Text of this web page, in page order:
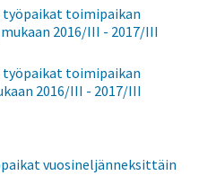
työpaikat toimipaikan
2016/III - 2017/III
työpaikat toimipaikan
2016/III - 2017/III
vuosineljänneksittäin